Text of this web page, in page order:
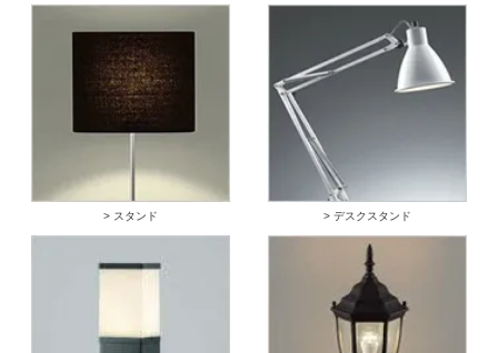
> スタンド > デスクスタンド